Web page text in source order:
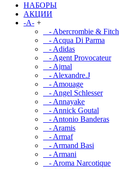
НАБОРЫ
АКЦИИ
-A- +
- Abercrombie & Fitch
- Acqua Di Parma
- Adidas
- Agent Provocateur
- Ajmal
- Alexandre.J
- Amouage
- Angel Schlesser
- Annayake
- Annick Goutal
- Antonio Banderas
- Aramis
- Armaf
- Armand Basi
- Armani
- Aroma Narcotique